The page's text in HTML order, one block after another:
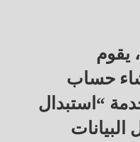
يقوم
حساب
“استبدال
البيانات